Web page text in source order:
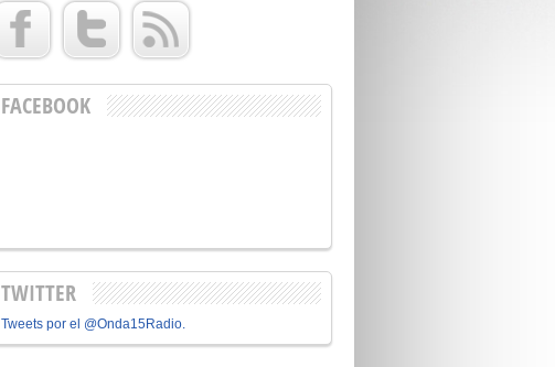
FACEBOOK
TWITTER
Tweets por el @Onda15Radio.